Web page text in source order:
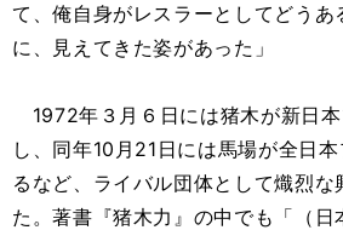
て、俺自身がレスラーとしてどうあ
に、見えてきた姿があった」
1972年３月６日には猪木が新日
し、同年10月21日には馬場が全日
るなど、ライバル団体として熾烈
た。著書『猪木力』の中でも「（日